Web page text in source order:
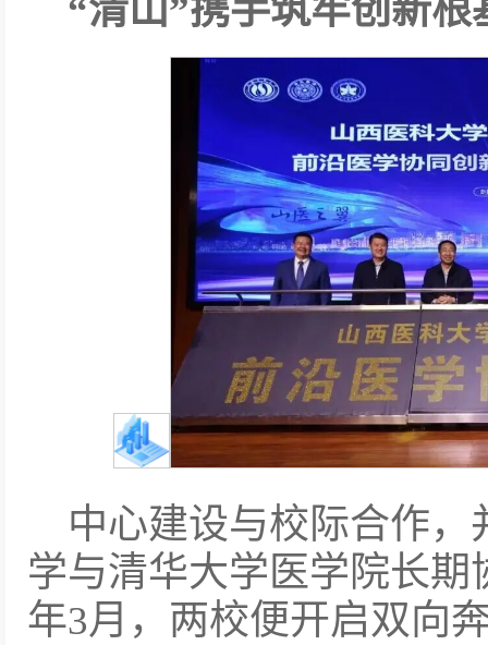
“清山”携手筑牢创新
中心建设与校际合作
学与清华大学医学院长期
年3月，两校便开启双向